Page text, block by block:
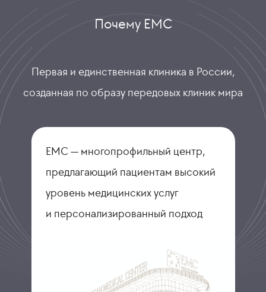
Почему ЕМС
Первая и единственная клиника в России,
созданная по образу передовых клиник мира
ЕМС — многопрофильный центр,
предлагающий пациентам высокий
уровень медицинских услуг
и персонализированный подход